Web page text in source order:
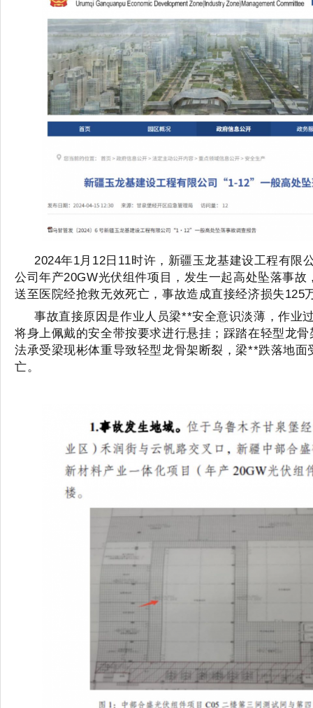
2024年1月12日11时许，新疆玉龙基建设工程有限
公司年产20GW光伏组件项目，发生一起高处坠落事故
送至医院经抢救无效死亡，事故造成直接经济损失125
事故直接原因是作业人员梁**安全意识淡薄，作业
将身上佩戴的安全带按要求进行悬挂；踩踏在轻型龙
法承受梁现彬体重导致轻型龙骨架断裂，梁**跌落地面
亡。